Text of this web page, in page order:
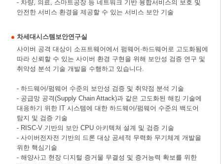
- 차량, 의료, 스마트공장 등 네트워크 기반 융합서비스의 보호 및
안전한 서비스 환경을 제공할 수 있는 서비스 보안 기술
차세대시스템보안연구실
사이버 공격 대상이 소프트웨어에서 펌웨어·하드웨어로 고도화됨에
따라 신뢰할 수 있는 사이버 환경 구현을 위해 보안성 검증 연구 및
취약성 분석 기술 개발을 수행하고 있습니다.
- 하드웨어/펌웨어 수준의 보안성 검증 및 취약점 분석 기술
- 공급망 공격(Supply Chain Attack)과 같은 고도화된 해킹 기술에
대응하기 위한 IT 시스템에 대한 하드웨어/펌웨어 수준의 백도어
탐지 및 검증 기술
- RISC-V 기반의 보안 CPU 아키텍쳐 설계 및 검증 기술
- 사이버전자전 기반의 드론 대상 공세적 무력화 무기체계 개발을
위한 핵심기술
- 해양사고 현장 디지털 증거물 무결성 및 증거능력 확보를 위한